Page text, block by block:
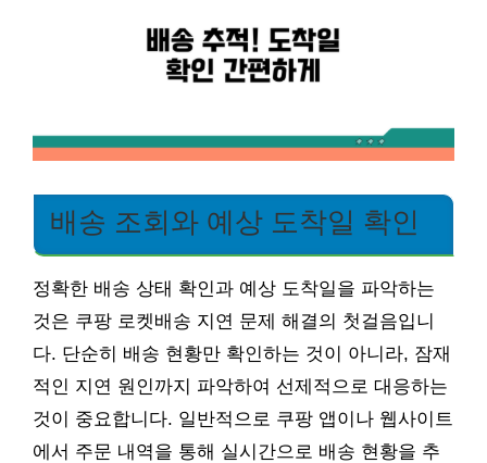
배송 조회와 예상 도착일 확인
정확한 배송 상태 확인과 예상 도착일을 파악하는
것은 쿠팡 로켓배송 지연 문제 해결의 첫걸음입니
다. 단순히 배송 현황만 확인하는 것이 아니라, 잠재
적인 지연 원인까지 파악하여 선제적으로 대응하는
것이 중요합니다. 일반적으로 쿠팡 앱이나 웹사이트
에서 주문 내역을 통해 실시간으로 배송 현황을 추